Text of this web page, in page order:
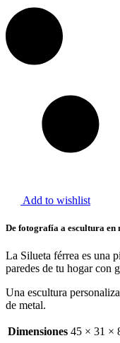
Add to wishlist
De fotografía a escultura en
La Silueta férrea es una
paredes de tu hogar con
Una escultura
de metal.
Dimensiones 45 × 31 ×